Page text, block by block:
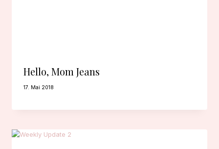
Hello, Mom Jeans
17. Mai 2018